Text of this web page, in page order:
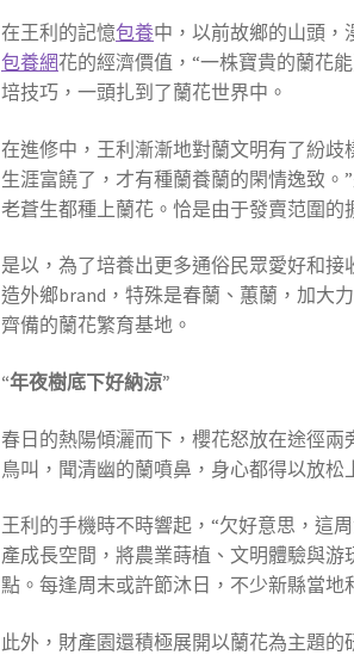
在王利的記憶包養中，以前故鄉的山頭，
包養網花的經濟價值，“一株寶貴的蘭花
培技巧，一頭扎到了蘭花世界中。
在進修中，王利漸漸地對蘭文明有了紛
生涯富饒了，才有種蘭養蘭的閑情逸致
老蒼生都種上蘭花。恰是由于發賣范圍的
是以，為了培養出更多通俗民眾愛好和
造外鄉brand，特殊是春蘭、蕙蘭，加大
齊備的蘭花繁育基地。
“年夜樹底下好納涼”
春日的熱陽傾灑而下，櫻花怒放在途徑
鳥叫，聞清幽的蘭噴鼻，身心都得以放松
王利的手機時不時響起，“欠好意思，這
產成長空間，將農業蒔植、文明體驗與
點。每逢周末或許節沐日，不少新縣當
此外，財產園還積極展開以蘭花為主題